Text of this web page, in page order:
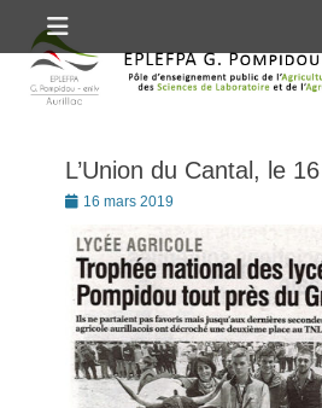
au
contenu
Premier menu
L’Union du Cantal, le
Posté16 mars 2019